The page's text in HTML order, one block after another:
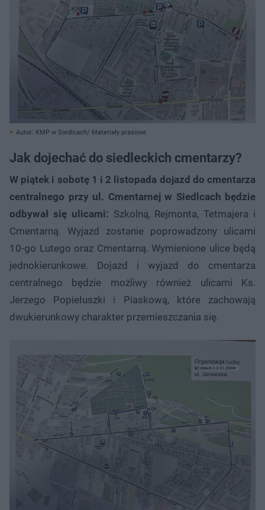
Autor: KMP w Siedlcach/ Materiały prasowe
Jak dojechać do siedleckich cmentarzy?
W piątek i sobotę 1 i 2 listopada dojazd do cmentarza
centralnego przy ul. Cmentarnej w Siedlcach będzie
odbywał się ulicami: Szkolną, Rejmonta, Tetmajera i
Cmentarną. Wyjazd zostanie poprowadzony ulicami
10-go Lutego oraz Cmentarną. Wymienione ulice będą
jednokierunkowe. Dojazd i wyjazd do cmentarza
centralnego będzie możliwy również ulicami Ks.
Jerzego Popiełuszki i Piaskową, które zachowają
dwukierunkowy charakter przemieszczania się.